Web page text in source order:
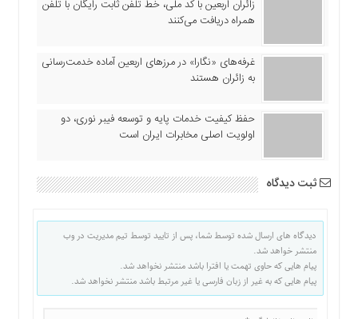
زائران اربعین با کد ملی، خط تلفن ثابت رایگان با تلفن
همراه دریافت می‌کنند
غرفه‌های «نگارا» در مرزهای اربعین آماده خدمت‌رسانی
به زائران هستند
حفظ کیفیت خدمات پایه و توسعه فیبر نوری، دو
اولویت اصلی مخابرات ایران است
ثبت دیدگاه
دیدگاه های ارسال شده توسط شما، پس از تایید توسط تیم مدیریت در وب
منتشر خواهد شد.
پیام هایی که حاوی تهمت یا افترا باشد منتشر نخواهد شد.
پیام هایی که به غیر از زبان فارسی یا غیر مرتبط باشد منتشر نخواهد شد.